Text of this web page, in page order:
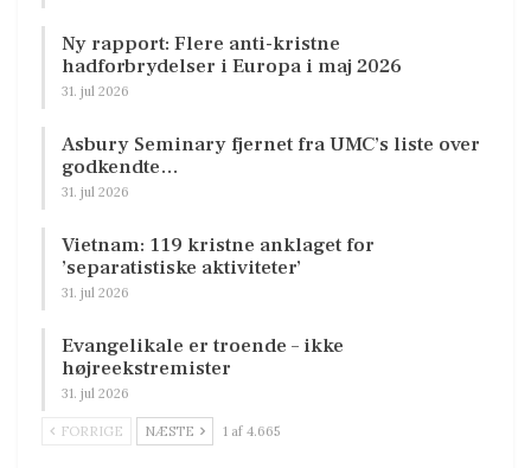
Ny rapport: Flere anti-kristne
hadforbrydelser i Europa i maj 2026
31. jul 2026
Asbury Seminary fjernet fra UMC’s liste over
godkendte…
31. jul 2026
Vietnam: 119 kristne anklaget for
’separatistiske aktiviteter’
31. jul 2026
Evangelikale er troende – ikke
højreekstremister
31. jul 2026
FORRIGE NÆSTE 1 af 4.665